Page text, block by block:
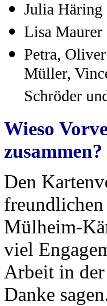
Julia Häring
Lisa Maurer
Petra,
Müller,
Schröder
Wieso
zusammen?
Den
Mülheim-
viel
Arbeit in
Danke